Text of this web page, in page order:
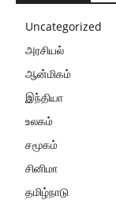
Uncategorized
அரசியல்
ஆன்மிகம்
இந்தியா
உலகம்
சமூகம்
சினிமா
தமிழ்நாடு